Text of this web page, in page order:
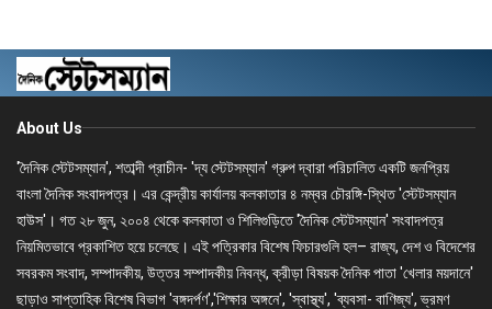
About Us
'দৈনিক স্টেটসম্যান', শতাব্দী প্রাচীন- 'দ্য স্টেটসম্যান' গ্রুপ দ্বারা পরিচালিত একটি জনপ্রিয়
বাংলা দৈনিক সংবাদপত্র। এর কেন্দ্রীয় কার্যালয় কলকাতার ৪ নম্বর চৌরঙ্গি-স্থিত 'স্টেটসম্যান
হাউস'। গত ২৮ জুন, ২০০৪ থেকে কলকাতা ও শিলিগুড়িতে 'দৈনিক স্টেটসম্যান' সংবাদপত্র
নিয়মিতভাবে প্রকাশিত হয়ে চলেছে। এই পত্রিকার বিশেষ ফিচারগুলি হল– রাজ্য, দেশ ও বিদেশের
সবরকম সংবাদ, সম্পাদকীয়, উত্তর সম্পাদকীয় নিবন্ধ, ক্রীড়া বিষয়ক দৈনিক পাতা 'খেলার ময়দানে'
ছাড়াও সাপ্তাহিক বিশেষ বিভাগ 'বঙ্গদর্পণ','শিক্ষার অঙ্গনে', 'স্বাস্থ্য', 'ব্যবসা- বাণিজ্য', ভ্রমণ